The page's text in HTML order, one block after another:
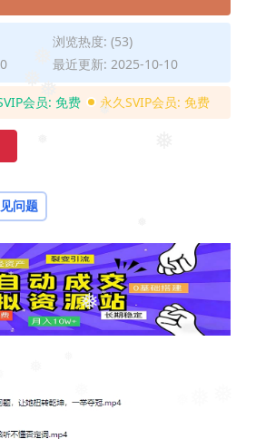
❅
❅
❅
❅
❅
❅
浏览热度: (53)
最近更新: 2025-10-10
会员: 免费 永久SVIP会员: 免费
问题